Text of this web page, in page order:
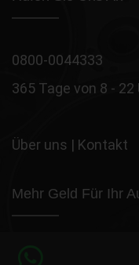
0800-0044333
365 Tage von 8 - 22
Über uns | Kontakt
Mehr Geld Für Ihr